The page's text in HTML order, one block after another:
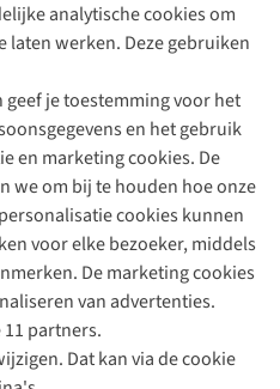
analytische cookies om
laten werken. Deze gebruiken
geef je toestemming voor het
en het gebruik
en marketing cookies. De
we om bij te houden hoe onze
cookies kunnen
voor elke bezoeker, middels
De marketing cookies
van advertenties.
11 partners.
Dat kan via de cookie